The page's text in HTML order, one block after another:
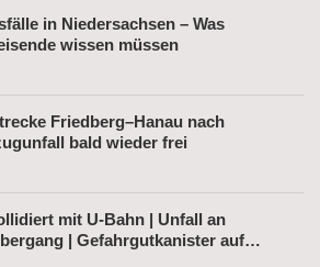
in Niedersachsen – Was
wissen müssen
Friedberg–Hanau nach
bald wieder frei
mit U-Bahn | Unfall an
| Gefahrgutkanister auf